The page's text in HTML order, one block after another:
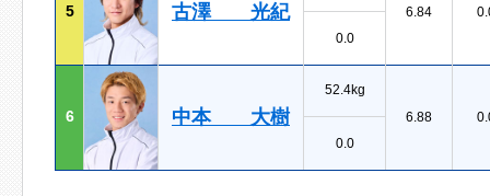
5 古澤 光紀
6.84
0.0
6 中本 大樹
52.4kg
6.88
0.0